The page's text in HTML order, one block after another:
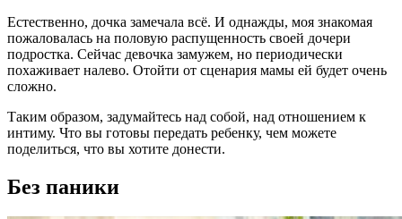
Естественно, дочка замечала всё. И однажды, моя знакомая
пожаловалась на половую распущенность своей дочери
подростка. Сейчас девочка замужем, но периодически
похаживает налево. Отойти от сценария мамы ей будет очень
сложно.
Таким образом, задумайтесь над собой, над отношением к
интиму. Что вы готовы передать ребенку, чем можете
поделиться, что вы хотите донести.
Без паники